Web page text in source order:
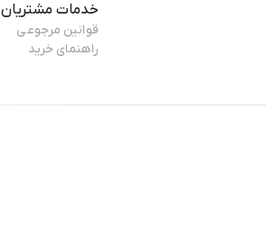
خدمات مشتریان
قوانین مرجوعی
راهنمای خرید